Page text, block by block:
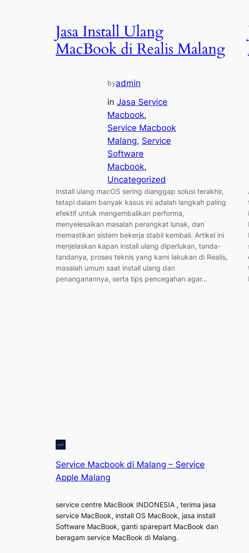
Jasa Install Ulang
MacBook di Realis Malang
byadmin
in Jasa Service
Macbook
Service Macbook
Malang, Service
Software
Macbook
Uncategorized
Install ulang macOS sering dianggap solusi terakhir,
tetapi dalam banyak kasus ini adalah langkah paling
efektif untuk mengembalikan performa,
menyelesaikan masalah perangkat lunak, dan
memastikan sistem bekerja stabil kembali. Artikel ini
menjelaskan kapan install ulang diperlukan, tanda-
tandanya, proses teknis yang kami lakukan di Realis,
masalah umum saat install ulang dan
penanganannya, serta tips pencegahan agar…
Service Macbook di Malang – Service
Apple Malang
service centre MacBook INDONESIA , terima jasa
service MacBook, install OS MacBook, jasa install
Software MacBook, ganti sparepart MacBook dan
beragam service MacBook di Malang.